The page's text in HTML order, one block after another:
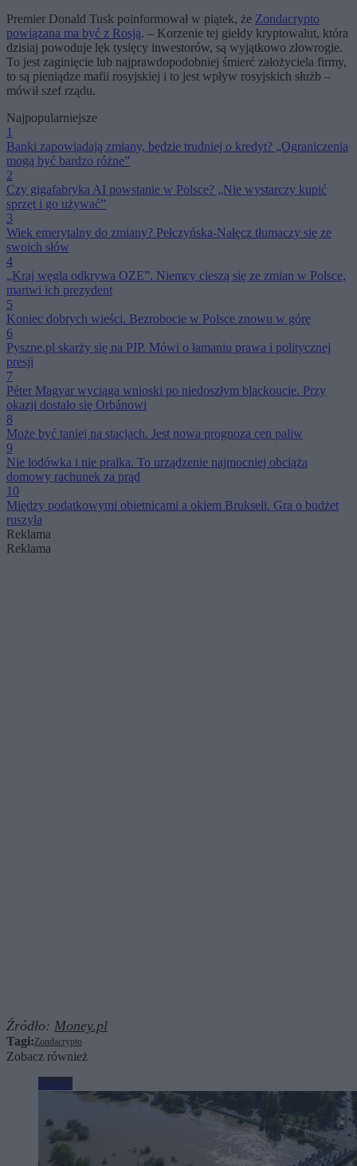
Premier Donald Tusk poinformował w piątek, że Zondacrypto
powiązana ma być z Rosją. – Korzenie tej giełdy kryptowalut, która
dzisiaj powoduje lęk tysięcy inwestorów, są wyjątkowo złowrogie.
To jest zaginięcie lub najprawdopodobniej śmierć założyciela firmy,
to są pieniądze mafii rosyjskiej i to jest wpływ rosyjskich służb –
mówił szef rządu.
Najpopularniejsze
1
Banki zapowiadają zmiany, będzie trudniej o kredyt? „Ograniczenia
mogą być bardzo różne”
2
Czy gigafabryka AI powstanie w Polsce? „Nie wystarczy kupić
sprzęt i go używać”
3
Wiek emerytalny do zmiany? Pełczyńska-Nałęcz tłumaczy się ze
swoich słów
4
„Kraj węgla odkrywa OZE”. Niemcy cieszą się ze zmian w Polsce,
martwi ich prezydent
5
Koniec dobrych wieści. Bezrobocie w Polsce znowu w górę
6
Pyszne.pl skarży się na PIP. Mówi o łamaniu prawa i politycznej
presji
7
Péter Magyar wyciąga wnioski po niedoszłym blackoucie. Przy
okazji dostało się Orbánowi
8
Może być taniej na stacjach. Jest nowa prognoza cen paliw
9
Nie lodówka i nie pralka. To urządzenie najmocniej obciąża
domowy rachunek za prąd
10
Między podatkowymi obietnicami a okiem Brukseli. Gra o budżet
ruszyła
Reklama
Reklama
Źródło: Money.pl
Tagi:Zondacrypto
Zobacz również
Biznes